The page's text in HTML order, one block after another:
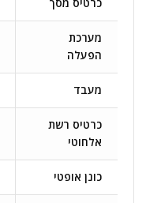
מערכת
הפעלה
מעבד
כרטיס רשת
אלחוטי
כונן אופטי